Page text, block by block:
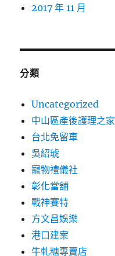
2017 年 11 月
分類
Uncategorized
中山區產後護理之家
台北免留車
吳紹琥
寵物禮儀社
彰化當舖
戰神賽特
方文昌娛樂
港口建案
牛軋糖專賣店